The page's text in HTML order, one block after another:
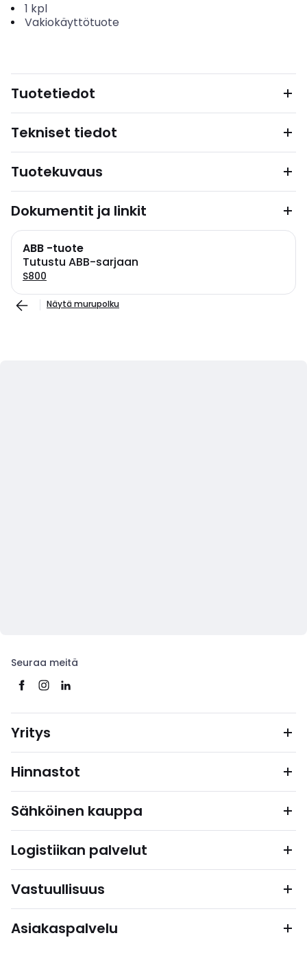
1 kpl
Vakiokäyttötuote
Tuotetiedot
Tekniset tiedot
Tuotekuvaus
Dokumentit ja linkit
ABB -tuote
Tutustu ABB-sarjaan
S800
Näytä murupolku
Seuraa meitä
Yritys
Hinnastot
Sähköinen kauppa
Logistiikan palvelut
Vastuullisuus
Asiakaspalvelu